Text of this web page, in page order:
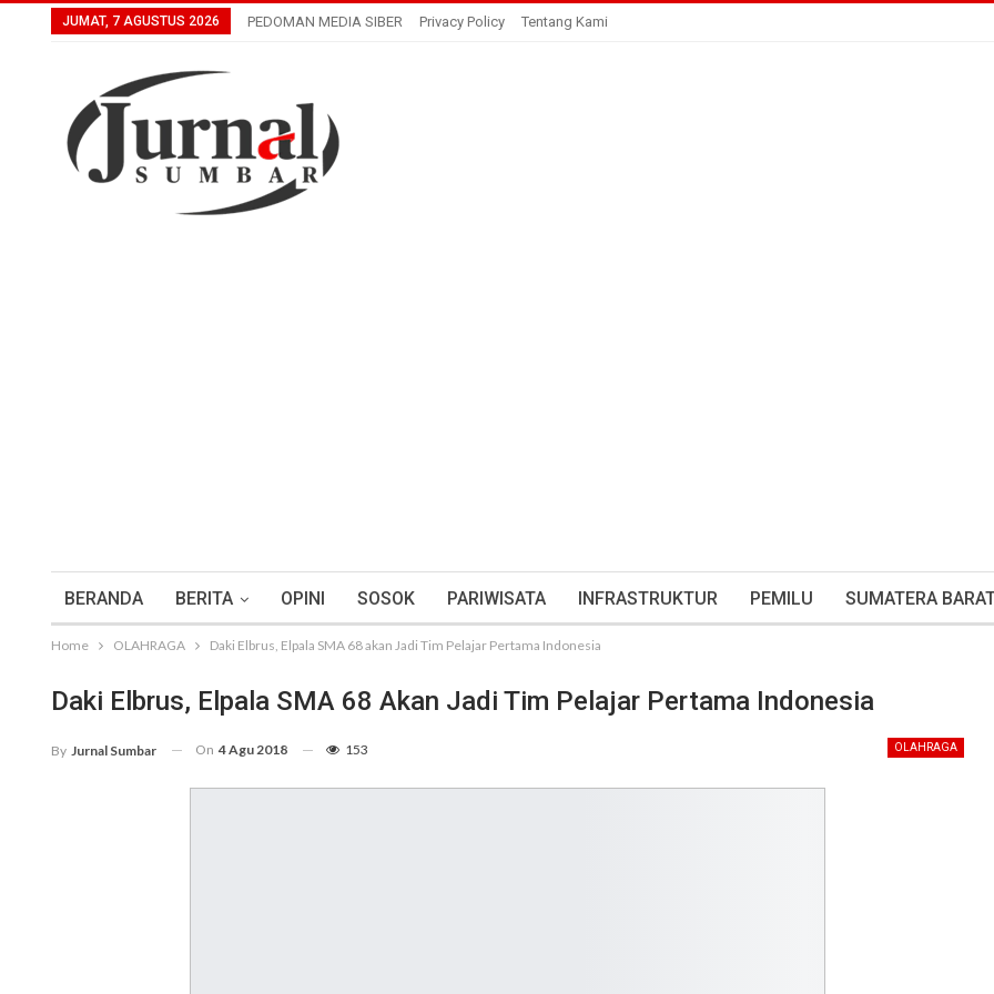
JUMAT, 7 AGUSTUS 2026 PEDOMAN MEDIA SIBER Privacy Policy Tentang Kami
BERANDA BERITA OPINI SOSOK PARIWISATA INFRASTRUKTUR PEMILU SUMATERA
Home OLAHRAGA Daki Elbrus, Elpala SMA 68 akan Jadi Tim Pelajar Pertama Indonesia
Daki Elbrus, Elpala SMA 68 Akan Jadi Tim Pelajar Pertama Indonesia
OLAHRAGA
By Jurnal Sumbar On 4 Agu 2018 153